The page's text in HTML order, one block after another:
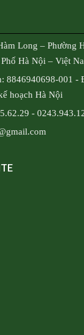
Long – Phường
Hà Nội – Việt
8846940698-001 -
hoạch Hà Nội
-